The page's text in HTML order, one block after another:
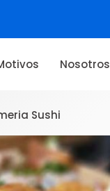
Nosotros
Sushi